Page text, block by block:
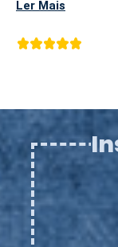
Ler Mais